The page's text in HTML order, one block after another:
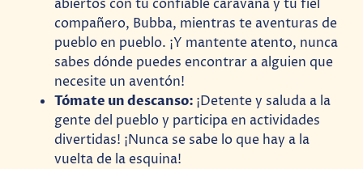
abiertos con tu confiable caravana y tu fiel
compañero, Bubba, mientras te aventuras de
pueblo en pueblo. ¡Y mantente atento, nunca
sabes dónde puedes encontrar a alguien que
necesite un aventón!
Tómate un descanso: ¡Detente y saluda a la
gente del pueblo y participa en actividades
divertidas! ¡Nunca se sabe lo que hay a la
vuelta de la esquina!